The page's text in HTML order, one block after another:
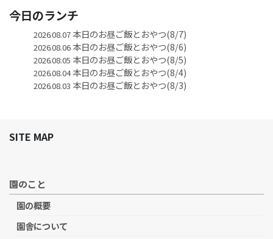
今日のランチ
2026.08.07本日のお昼ご飯とおやつ(8/7)
2026.08.06本日のお昼ご飯とおやつ(8/6)
2026.08.05 本日のお昼ご飯とおやつ(8/5)
2026.08.04本日のお昼ご飯とおやつ(8/4)
2026.08.03 本日のお昼ご飯とおやつ(8/3)
SITE MAP
園のこと
園の概要
園舎について